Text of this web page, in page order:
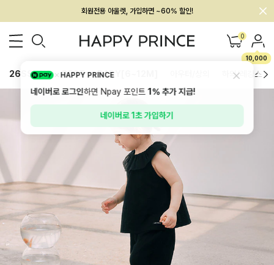
회원전용 아울렛, 가입하면 ~60% 할인!
멤버십 최대 28,000원 혜택 0
10,000
26SS 신상 BEST BABY[6~12M] 하의/레깅스
HAPPY PRINCE
네이버로 로그인하면 Npay 포인트1%추가 지급!
네이버로 1초 가입하기